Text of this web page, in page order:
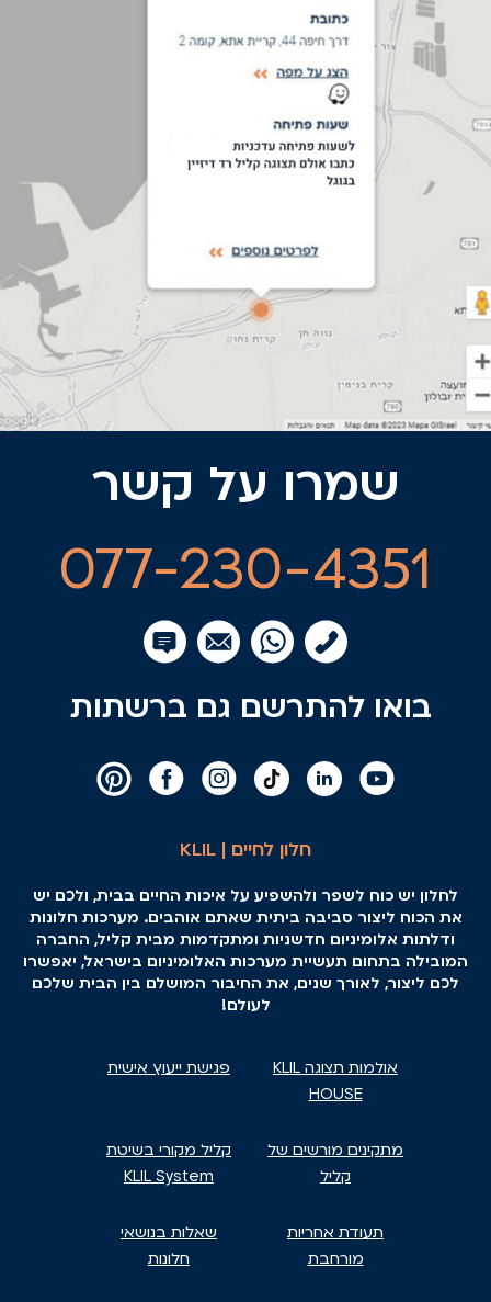
שמרו על קשר
077-230-4351
בואו להתרשם גם ברשתות
חלון לחיים | KLIL
לחלון יש כוח לשפר ולהשפיע על איכות החיים בבית, ולכם יש
את הכוח ליצור סביבה ביתית שאתם אוהבים. מערכות חלונות
ודלתות אלומיניום חדשניות ומתקדמות מבית קליל, החברה
המובילה בתחום תעשיית מערכות האלומיניום בישראל, יאפשרו
לכם ליצור, לאורך שנים, את החיבור המושלם בין הבית שלכם
לעולם!
אולמות תצוגה KLIL
HOUSE
פגישת ייעוץ אישית
מתקינים מורשים של
קליל
קליל מקורי בשיטת
KLIL System
תעודת אחריות
מורחבת
שאלות בנושאי
חלונות